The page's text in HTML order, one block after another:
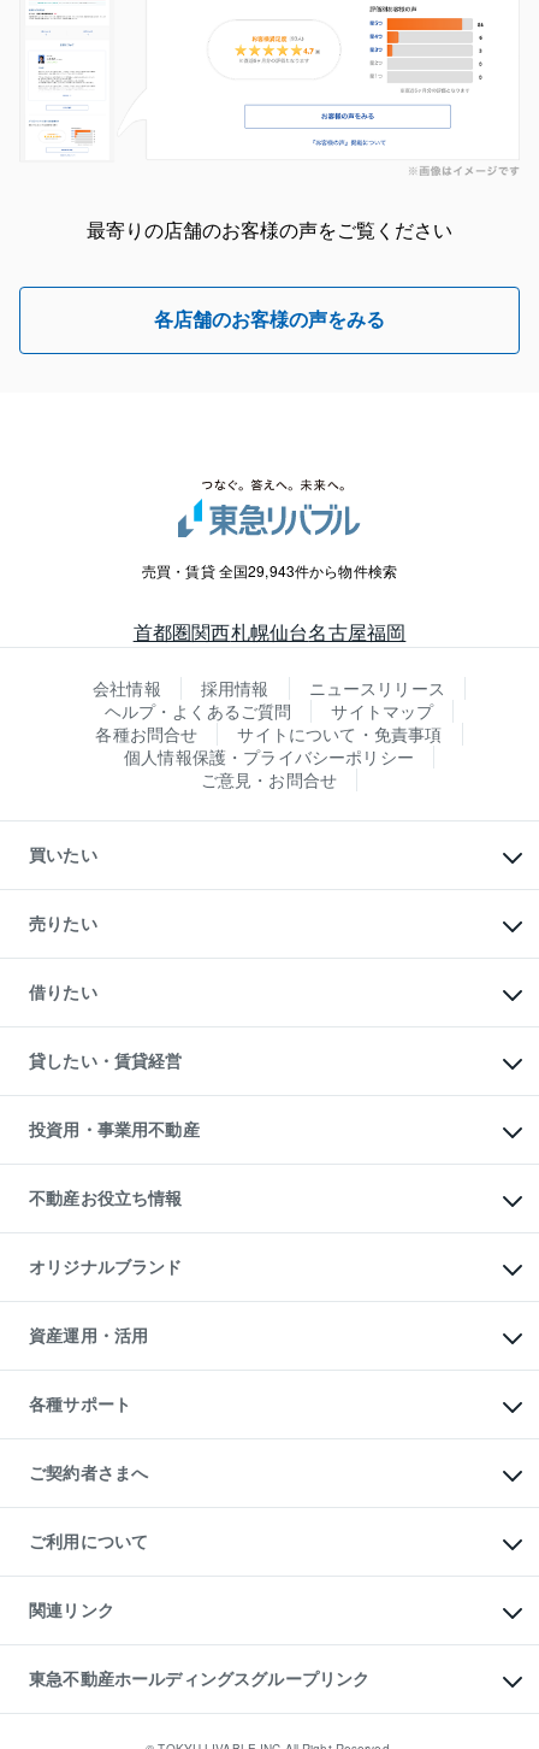
最寄りの店舗のお客様の声をご覧ください
各店舗のお客様の声をみる
売買・賃貸 全国29,943件から物件検索
首都圏関西札幌仙台名古屋福岡
会社情報 採用情報
ニュースリリース
ヘルプ・よくあるご質問
サイトマップ
各種お問合せ
サイトについて・免責事項
個人情報保護・プライバシーポリシー
ご意見・お問合せ
買いたい
新築・分譲マンションの購入
中古マンションの購入
一戸建ての購入
中古一戸建ての購入
不動産購入の流れ
注目キーワード物件特集
購入ガイド
English 繁体中文簡体中文
売りたい
一戸建ての売却・査定
土地の売却・査定
スピードAI査定
不動産査定について
不動産売却の流れ
不動産買換えの流れ
売却ガイド
借りたい
オフィス・店舗の賃貸
借りるときの流れ
借りるガイド
貸したい・賃貸経営
マンション賃料データ
賃貸管理プラン
リロケーションについて
貸すガイド
投資用・事業用不動産
事業用不動産
マンション投資
投資用マンション
アパート経営
収益物件
ビル購入（ビル一棟）
投資用不動産の売却査定
事業用不動産の売却査定
不動産お役立ち情報
マンションライブラリー
人気マンションランキング
暮らしに役立つ不動産メディア
不動産相場・不動産価格情報
不動産コラム・ニュース
不動産用語集
不動産なんでもネット相談室
住まいの税金
オリジナルブランド
一棟リノベーションマンション
L`GENTE（ルジェンテ）
区分リノベーションマンション
投資用一棟レジデンスWELL
不動産小口投資
LEGACIA（レガシア）
資産運用・活用
不動産M&A
アセットマネジメント・出資
各種サポート
相続サポート
リフォームサポート
ご契約者さまへ
ご紹介・再契約特典
入居者様専用-各種ご案内（賃貸）
東急こすもす会「こすもすWeb」
ご利用について
金融商品取引について
東急リバブル ソーシャルメディアポリシー
ご意見・お問い合わせ（金融商品取引専用の相談・お問い合わせ窓口）
ダイレクトメール（郵送物）・Eメールなどの送付停止について
関連リンク
これからご結婚される方に東急百貨店のブライダルクラブ
人材サービスのご用命は 東急リバブルスタッフ株式会社まで
東北の逸品を贈ります 東北すぐれものセレクション
東急不動産ホールディングスグループリンク
東急コミュニティー